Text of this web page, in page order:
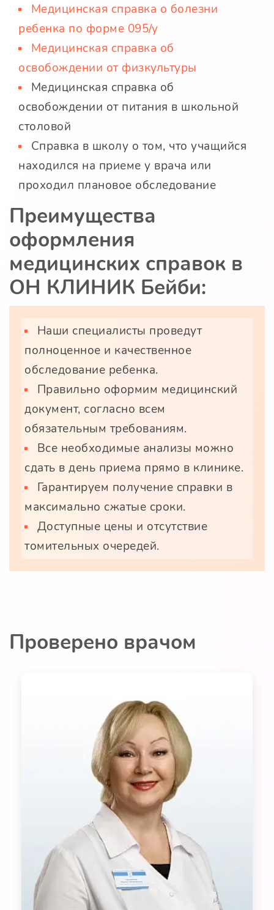
Медицинская справка о болезни
ребенка по форме 095/у
Медицинская справка об
освобождении от физкультуры
Медицинская справка об
освобождении от питания в школьной
столовой
Справка в школу о том, что учащийся
находился на приеме у врача или
проходил плановое обследование
Преимущества
оформления
медицинских справок в
ОН КЛИНИК Бейби:
Наши специалисты проведут
полноценное и качественное
обследование ребенка.
Правильно оформим медицинский
документ, согласно всем
обязательным требованиям.
Все необходимые анализы можно
сдать в день приема прямо в клинике.
Гарантируем получение справки в
максимально сжатые сроки.
Доступные цены и отсутствие
томительных очередей.
Проверено врачом